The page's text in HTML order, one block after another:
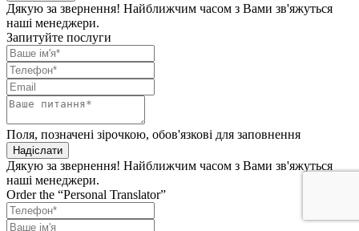
Дякую за звернення! Найближчим часом з Вами зв'яжуться
наші менеджери.
Запитуйте послуги
Поля, позначені зірочкою, обов'язкові для заповнення
Надіслати
Дякую за звернення! Найближчим часом з Вами зв'яжуться
наші менеджери.
Order the “Personal Translator”